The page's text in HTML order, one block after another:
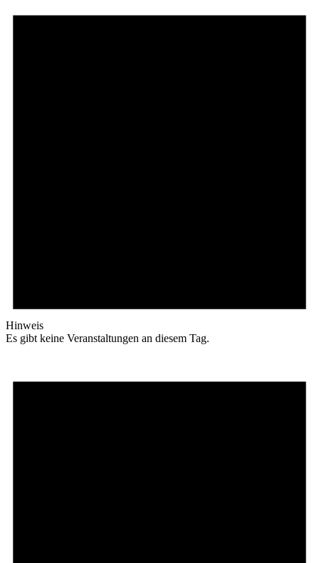
Hinweis
Es gibt keine Veranstaltungen an diesem Tag.